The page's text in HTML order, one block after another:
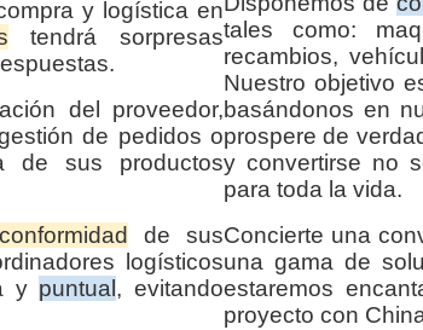
y logística en
tendrá sorpresas
del proveedor,
de pedidos o
de sus productos
conformidad
de sus
logísticos
y puntual , evitando
tales como:
recambios,
Nuestro objetivo
basándonos en
prospere de
y convertirse no
para toda la vida.
Concierte una
una gama de
estaremos
proyecto con